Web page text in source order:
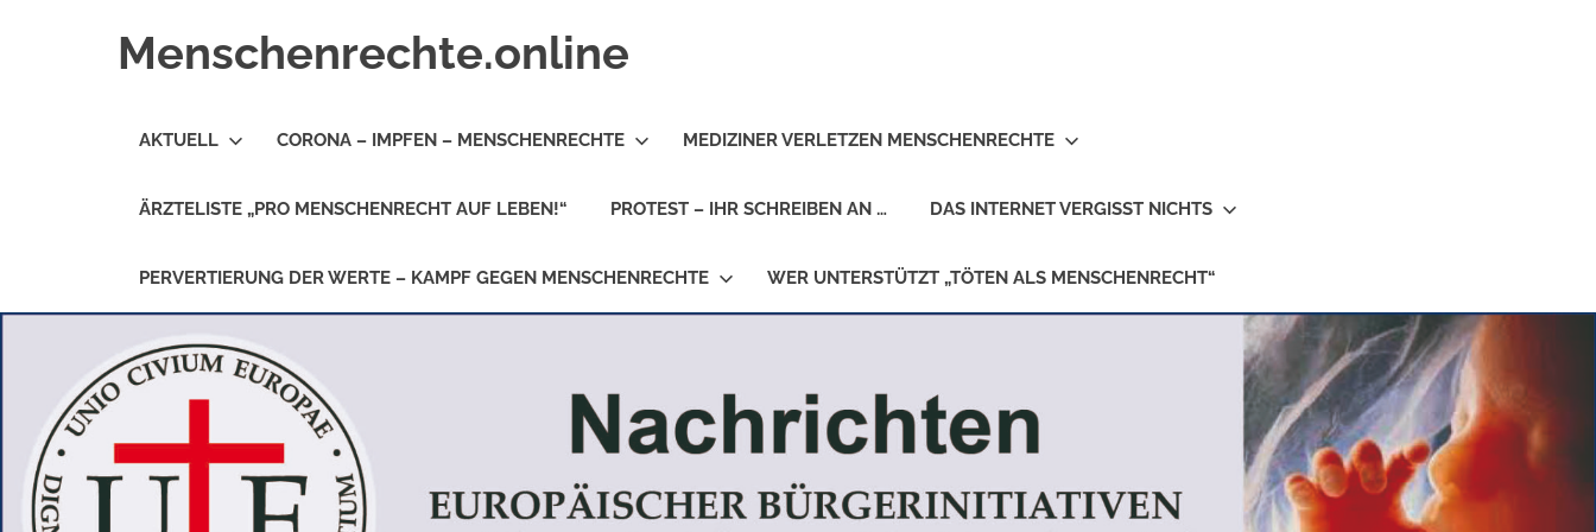
Menschenrechte.online
alle
Geborene
AKTUELL CORONA – IMPFEN – MENSCHENRECHTE MEDIZINER VERLETZEN MENSCHENRECHTE
ÄRZTELISTE „PRO MENSCHENRECHT AUF LEBEN!“ PROTEST – IHR SCHREIBEN AN … DAS INTERNET VERGISST NICHTS
PERVERTIERUNG DER WERTE – KAMPF GEGEN MENSCHENRECHTE WER UNTERSTÜTZT „TÖTEN ALS MENSCHENRECHT“